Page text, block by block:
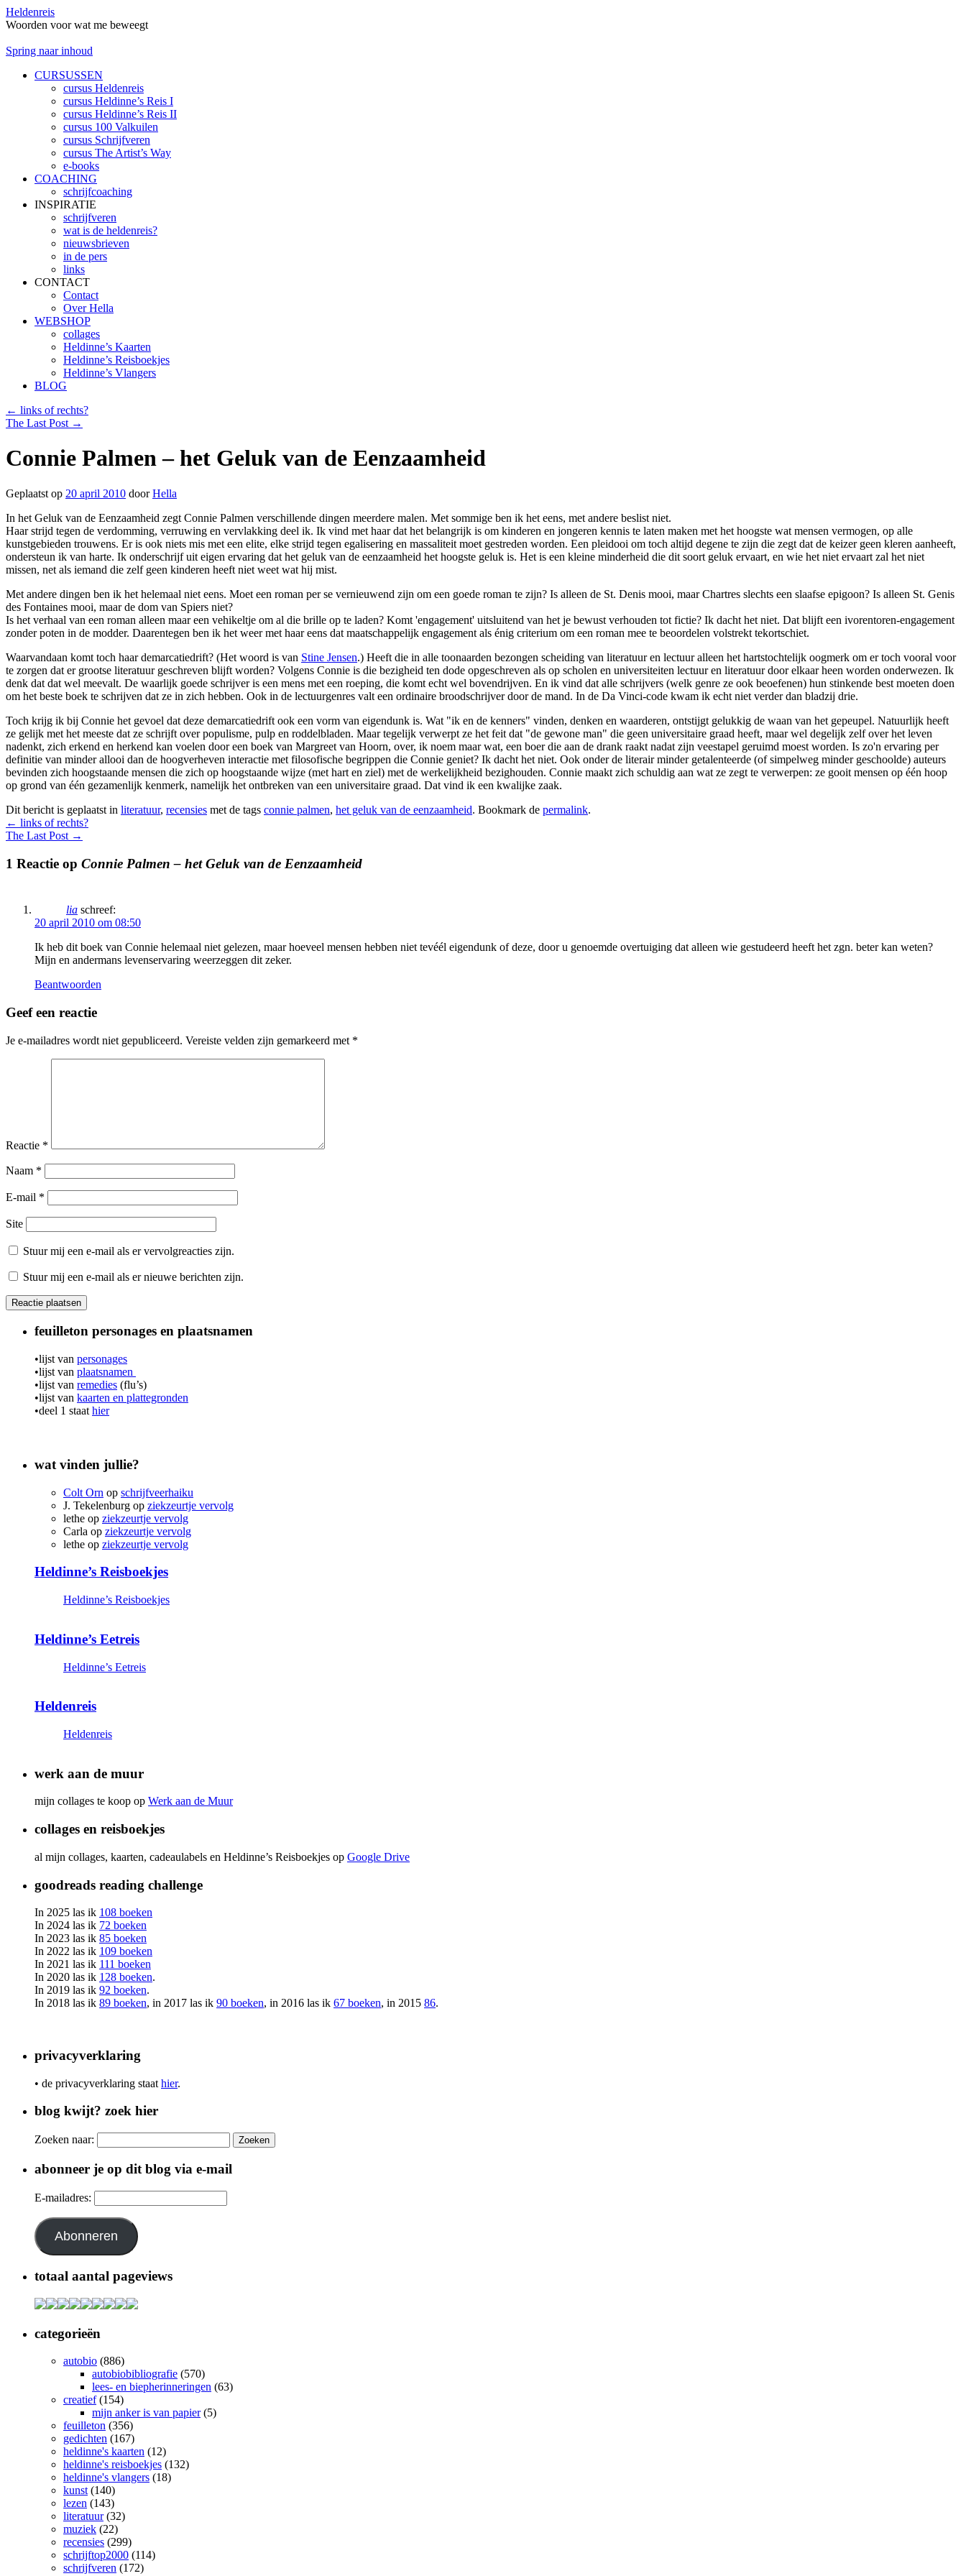
Heldenreis
Woorden voor wat me beweegt
Spring naar inhoud
CURSUSSEN
cursus Heldenreis
cursus Heldinne’s Reis I
cursus Heldinne’s Reis II
cursus 100 Valkuilen
cursus Schrijfveren
cursus The Artist’s Way
e-books
COACHING
schrijfcoaching
INSPIRATIE
schrijfveren
wat is de heldenreis?
nieuwsbrieven
in de pers
links
CONTACT
Contact
Over Hella
WEBSHOP
collages
Heldinne’s Kaarten
Heldinne’s Reisboekjes
Heldinne’s Vlangers
BLOG
← links of rechts?
The Last Post →
Connie Palmen – het Geluk van de Eenzaamheid
Geplaatst op 20 april 2010 door Hella
In het Geluk van de Eenzaamheid zegt Connie Palmen verschillende dingen meerdere malen. Met sommige ben ik het eens, met andere beslist niet.
Haar strijd tegen de verdomming, verruwing en vervlakking deel ik. Ik vind met haar dat het belangrijk is om kinderen en jongeren kennis te laten maken met het hoogste wat mensen vermogen, op alle
kunstgebieden trouwens. Er is ook niets mis met een elite, elke strijd tegen egalisering en massaliteit moet gestreden worden. Een pleidooi om toch altijd degene te zijn die zegt dat de keizer geen kleren aanheeft,
ondersteun ik van harte. Ik onderschrijf uit eigen ervaring dat het geluk van de eenzaamheid het hoogste geluk is. Het is een kleine minderheid die dit soort geluk ervaart, en wie het niet ervaart zal het niet
missen, net als iemand die zelf geen kinderen heeft niet weet wat hij mist.
Met andere dingen ben ik het helemaal niet eens. Moet een roman per se vernieuwend zijn om een goede roman te zijn? Is alleen de St. Denis mooi, maar Chartres slechts een slaafse epigoon? Is alleen St. Genis
des Fontaines mooi, maar de dom van Spiers niet?
Is het verhaal van een roman alleen maar een vehikeltje om al die brille op te laden? Komt 'engagement' uitsluitend van het je bewust verhouden tot fictie? Ik dacht het niet. Dat blijft een ivorentoren-engagement
zonder poten in de modder. Daarentegen ben ik het weer met haar eens dat maatschappelijk engagement als énig criterium om een roman mee te beoordelen volstrekt tekortschiet.
Waarvandaan komt toch haar demarcatiedrift? (Het woord is van Stine Jensen.) Heeft die in alle toonaarden bezongen scheiding van literatuur en lectuur alleen het hartstochtelijk oogmerk om er toch vooral voor
te zorgen dat er grootse literatuur geschreven blijft worden? Volgens Connie is die bezigheid ten dode opgeschreven als op scholen en universiteiten lectuur en literatuur door elkaar heen worden onderwezen. Ik
denk dat dat wel meevalt. De waarlijk goede schrijver is een mens met een roeping, die komt echt wel bovendrijven. En ik vind dat alle schrijvers (welk genre ze ook beoefenen) hun stinkende best moeten doen
om het beste boek te schrijven dat ze in zich hebben. Ook in de lectuurgenres valt een ordinaire broodschrijver door de mand. In de Da Vinci-code kwam ik echt niet verder dan bladzij drie.
Toch krijg ik bij Connie het gevoel dat deze demarcatiedrift ook een vorm van eigendunk is. Wat "ik en de kenners" vinden, denken en waarderen, ontstijgt gelukkig de waan van het gepeupel. Natuurlijk heeft
ze gelijk met het meeste dat ze schrijft over populisme, pulp en roddelbladen. Maar tegelijk verwerpt ze het feit dat "de gewone man" die geen universitaire graad heeft, maar wel degelijk zelf over het leven
nadenkt, zich erkend en herkend kan voelen door een boek van Margreet van Hoorn, over, ik noem maar wat, een boer die aan de drank raakt nadat zijn veestapel geruimd moest worden. Is zo'n ervaring per
definitie van minder allooi dan de hoogverheven interactie met filosofische begrippen die Connie geniet? Ik dacht het niet. Ook onder de literair minder getalenteerde (of simpelweg minder geschoolde) auteurs
bevinden zich hoogstaande mensen die zich op hoogstaande wijze (met hart en ziel) met de werkelijkheid bezighouden. Connie maakt zich schuldig aan wat ze zegt te verwerpen: ze gooit mensen op één hoop
op grond van één gezamenlijk kenmerk, namelijk het ontbreken van een universitaire graad. Dat vind ik een kwalijke zaak.
Dit bericht is geplaatst in literatuur, recensies met de tags connie palmen, het geluk van de eenzaamheid. Bookmark de permalink.
← links of rechts?
The Last Post →
1 Reactie op Connie Palmen – het Geluk van de Eenzaamheid
lia schreef:
20 april 2010 om 08:50
Ik heb dit boek van Connie helemaal niet gelezen, maar hoeveel mensen hebben niet tevéél eigendunk of deze, door u genoemde overtuiging dat alleen wie gestudeerd heeft het zgn. beter kan weten?
Mijn en andermans levenservaring weerzeggen dit zeker.
Beantwoorden
Geef een reactie
Je e-mailadres wordt niet gepubliceerd. Vereiste velden zijn gemarkeerd met *
Reactie *
Naam *
E-mail *
Site
Stuur mij een e-mail als er vervolgreacties zijn.
Stuur mij een e-mail als er nieuwe berichten zijn.
feuilleton personages en plaatsnamen
•lijst van personages
•lijst van plaatsnamen
•lijst van remedies (flu’s)
•lijst van kaarten en plattegronden
•deel 1 staat hier
wat vinden jullie?
Colt Orn op schrijfveerhaiku
J. Tekelenburg op ziekzeurtje vervolg
lethe op ziekzeurtje vervolg
Carla op ziekzeurtje vervolg
lethe op ziekzeurtje vervolg
Heldinne’s Reisboekjes
Heldinne’s Reisboekjes
Heldinne’s Eetreis
Heldinne’s Eetreis
Heldenreis
Heldenreis
werk aan de muur
mijn collages te koop op Werk aan de Muur
collages en reisboekjes
al mijn collages, kaarten, cadeaulabels en Heldinne’s Reisboekjes op Google Drive
goodreads reading challenge
In 2025 las ik 108 boeken
In 2024 las ik 72 boeken
In 2023 las ik 85 boeken
In 2022 las ik 109 boeken
In 2021 las ik 111 boeken
In 2020 las ik 128 boeken.
In 2019 las ik 92 boeken.
In 2018 las ik 89 boeken, in 2017 las ik 90 boeken, in 2016 las ik 67 boeken, in 2015 86.
privacyverklaring
• de privacyverklaring staat hier.
blog kwijt? zoek hier
Zoeken naar:
abonneer je op dit blog via e-mail
E-mailadres:
Abonneren
totaal aantal pageviews
categorieën
autobio (886)
autobiobibliografie (570)
lees- en biepherinneringen (63)
creatief(154)
mijn anker is van papier(5)
feuilleton (356)
gedichten (167)
heldinne's kaarten (12)
heldinne's reisboekjes (132)
heldinne's vlangers (18)
kunst(140)
lezen (143)
literatuur(32)
muziek (22)
recensies (299)
schrijftop2000 (114)
schrijfveren (172)